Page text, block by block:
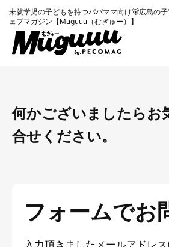
未就学児の子どもを持つパパママ向け🐻広島の
ェブマガジン【Muguuu（むぎゅー）】
おいしい
何かございましたらお
合せください。
フォームでお
入力頂きましたメールアドレ